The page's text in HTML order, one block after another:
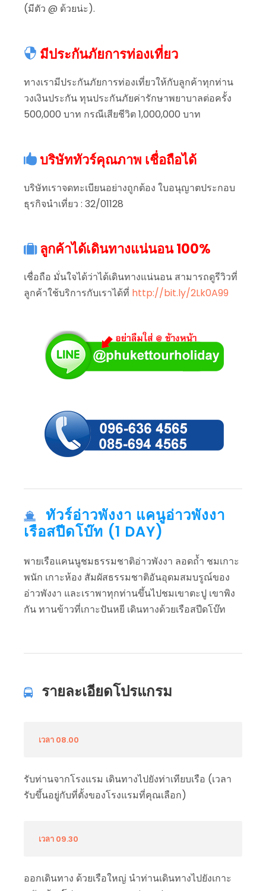
(มีตัว @ ด้วยน่ะ).
มีประกันภัยการท่องเที่ยว
ทางเรามีประกันภัยการท่องเที่ยวให้กับลูกค้าทุกท่าน
วงเงินประกัน ทุนประกันภัยค่ารักษาพยาบาลต่อครั้ง
500,000 บาท กรณีเสียชีวิต 1,000,000 บาท
บริษัททัวร์คุณภาพ เชื่อถือได้
บริษัทเราจดทะเบียนอย่างถูกต้อง ใบอนุญาตประกอบ
ธุรกิจนำเที่ยว : 32/01128
ลูกค้าได้เดินทางแน่นอน 100%
เชื่อถือ มั่นใจได้ว่าได้เดินทางแน่นอน สามารถดูรีวิวที่
ลูกค้าใช้บริการกับเราได้ที่ http://bit.ly/2Lk0A99
ทัวร์อ่าวพังงา แคนูอ่าวพังงา
เรือสปีดโบ๊ท (1 DAY)
พายเรือแคนนูชมธรรมชาติอ่าวพังงา ลอดถ้ำ ชมเกาะ
พนัก เกาะห้อง สัมผัสธรรมชาติอันอุดมสมบรูณ์ของ
อ่าวพังงา และเราพาทุกท่านขึ้นไปชมเขาตะปู เขาพิง
กัน ทานข้าวที่เกาะปันหยี เดินทางด้วยเรือสปีดโบ๊ท
รายละเอียดโปรแกรม
เวลา 08.00
รับท่านจากโรงแรม เดินทางไปยังท่าเทียบเรือ (เวลา
รับขึ้นอยู่กับที่ตั้งของโรงแรมที่คุณเลือก)
เวลา 09.30
ออกเดินทาง ด้วยเรือใหญ่ นำท่านเดินทางไปยังเกาะ